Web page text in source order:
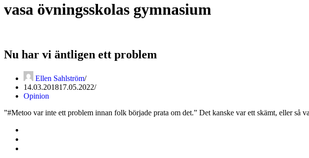
vasa övningsskolas gymnasium
Nu har vi äntligen ett problem
Ellen Sahlström
14.03.201817.05.2022
Opinion
”#Metoo var inte ett problem innan folk började prata om det.” Det kanske var ett skämt, eller så